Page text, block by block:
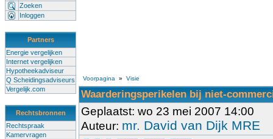
Zoeken
Inloggen
Partners
Energie vergelijken
Internet vergelijken
Hypotheekadviseur
Q Scheidingsadviseurs
Vergelijk.com
Rechtsbronnen
Rechtspraak
Kamervragen
Voorpagina » Visie
Waarderingsperikelen bij niet-
Geplaatst: wo 23 mei 2007 14:00
Auteur: mr. David van Dijk MRE